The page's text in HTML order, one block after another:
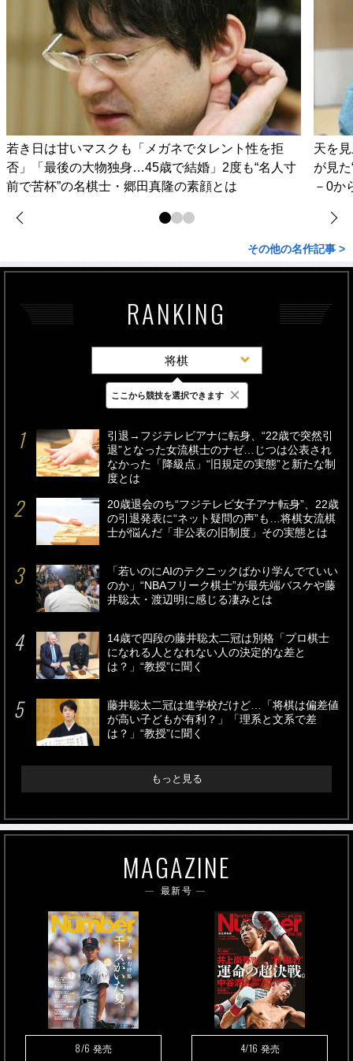
若き日は甘いマスクも「メガネでタレント性を拒
否」「最後の大物独身…45歳で結婚」2度も“名人寸
前で苦杯”の名棋士・郷田真隆の素顔とは
天を
が見
－0か
その他の名作記事 >
RANKING
将棋
最新 24時間 週間
引退→フジテレビアナに転身、“22歳で突然引
退”となった女流棋士のナゼ…じつは公表され
なかった「降級点」“旧規定の実態”と新たな制
度とは
20歳退会のち“フジテレビ女子アナ転身”、22歳
の引退発表に“ネット疑問の声”も…将棋女流棋
士が悩んだ「非公表の旧制度」その実態とは
「若いのにAIのテクニックばかり学んでていい
のか」“NBAフリーク棋士”が最先端バスケや藤
井聡太・渡辺明に感じる凄みとは
14歳で四段の藤井聡太二冠は別格「プロ棋士
になれる人となれない人の決定的な差と
は？」“教授”に聞く
藤井聡太二冠は進学校だけど…「将棋は偏差値
が高い子どもが有利？」「理系と文系で差
は？」“教授”に聞く
もっと見る
MAGAZINE
最新号
8/6 発売 4/16 発売
ここから競技を選択できます ×